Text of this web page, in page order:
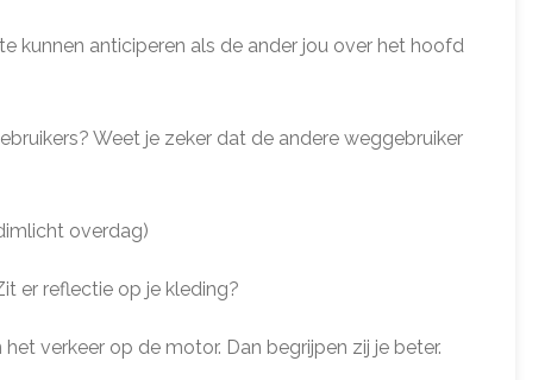
kunnen anticiperen als de ander jou over het hoofd
Weet je zeker dat de andere weggebruiker
overdag)
er reflectie op je kleding?
verkeer op de motor. Dan begrijpen zij je beter.